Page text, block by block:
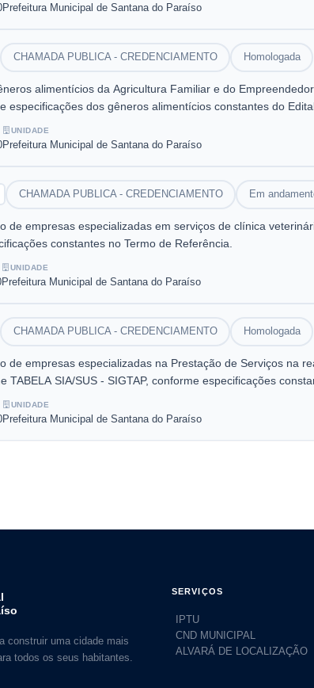
Prefeitura Municipal de Santana do Paraíso
CHAMADA PUBLICA - CREDENCIAMENTO Homologada
alimentícios da Agricultura Familiar e do
especificações dos gêneros alimentícios constantes do
UNIDADE
Prefeitura Municipal de Santana do Paraíso
CHAMADA PUBLICA - CREDENCIAMENTO Em
de empresas especializadas em serviços de clínica
constantes no Termo de Referência.
UNIDADE
Prefeitura Municipal de Santana do Paraíso
CHAMADA PUBLICA - CREDENCIAMENTO Homologada
de empresas especializadas na Prestação de Serviços na
TABELA SIA/SUS - SIGTAP, conforme especificações
06/2022 às 13:59 horas.
UNIDADE
Prefeitura Municipal de Santana do Paraíso
construir uma cidade mais
todos os seus habitantes.
SERVIÇOS
IPTU
CND MUNICIPAL
ALVARÁ DE LOCALIZAÇÃO